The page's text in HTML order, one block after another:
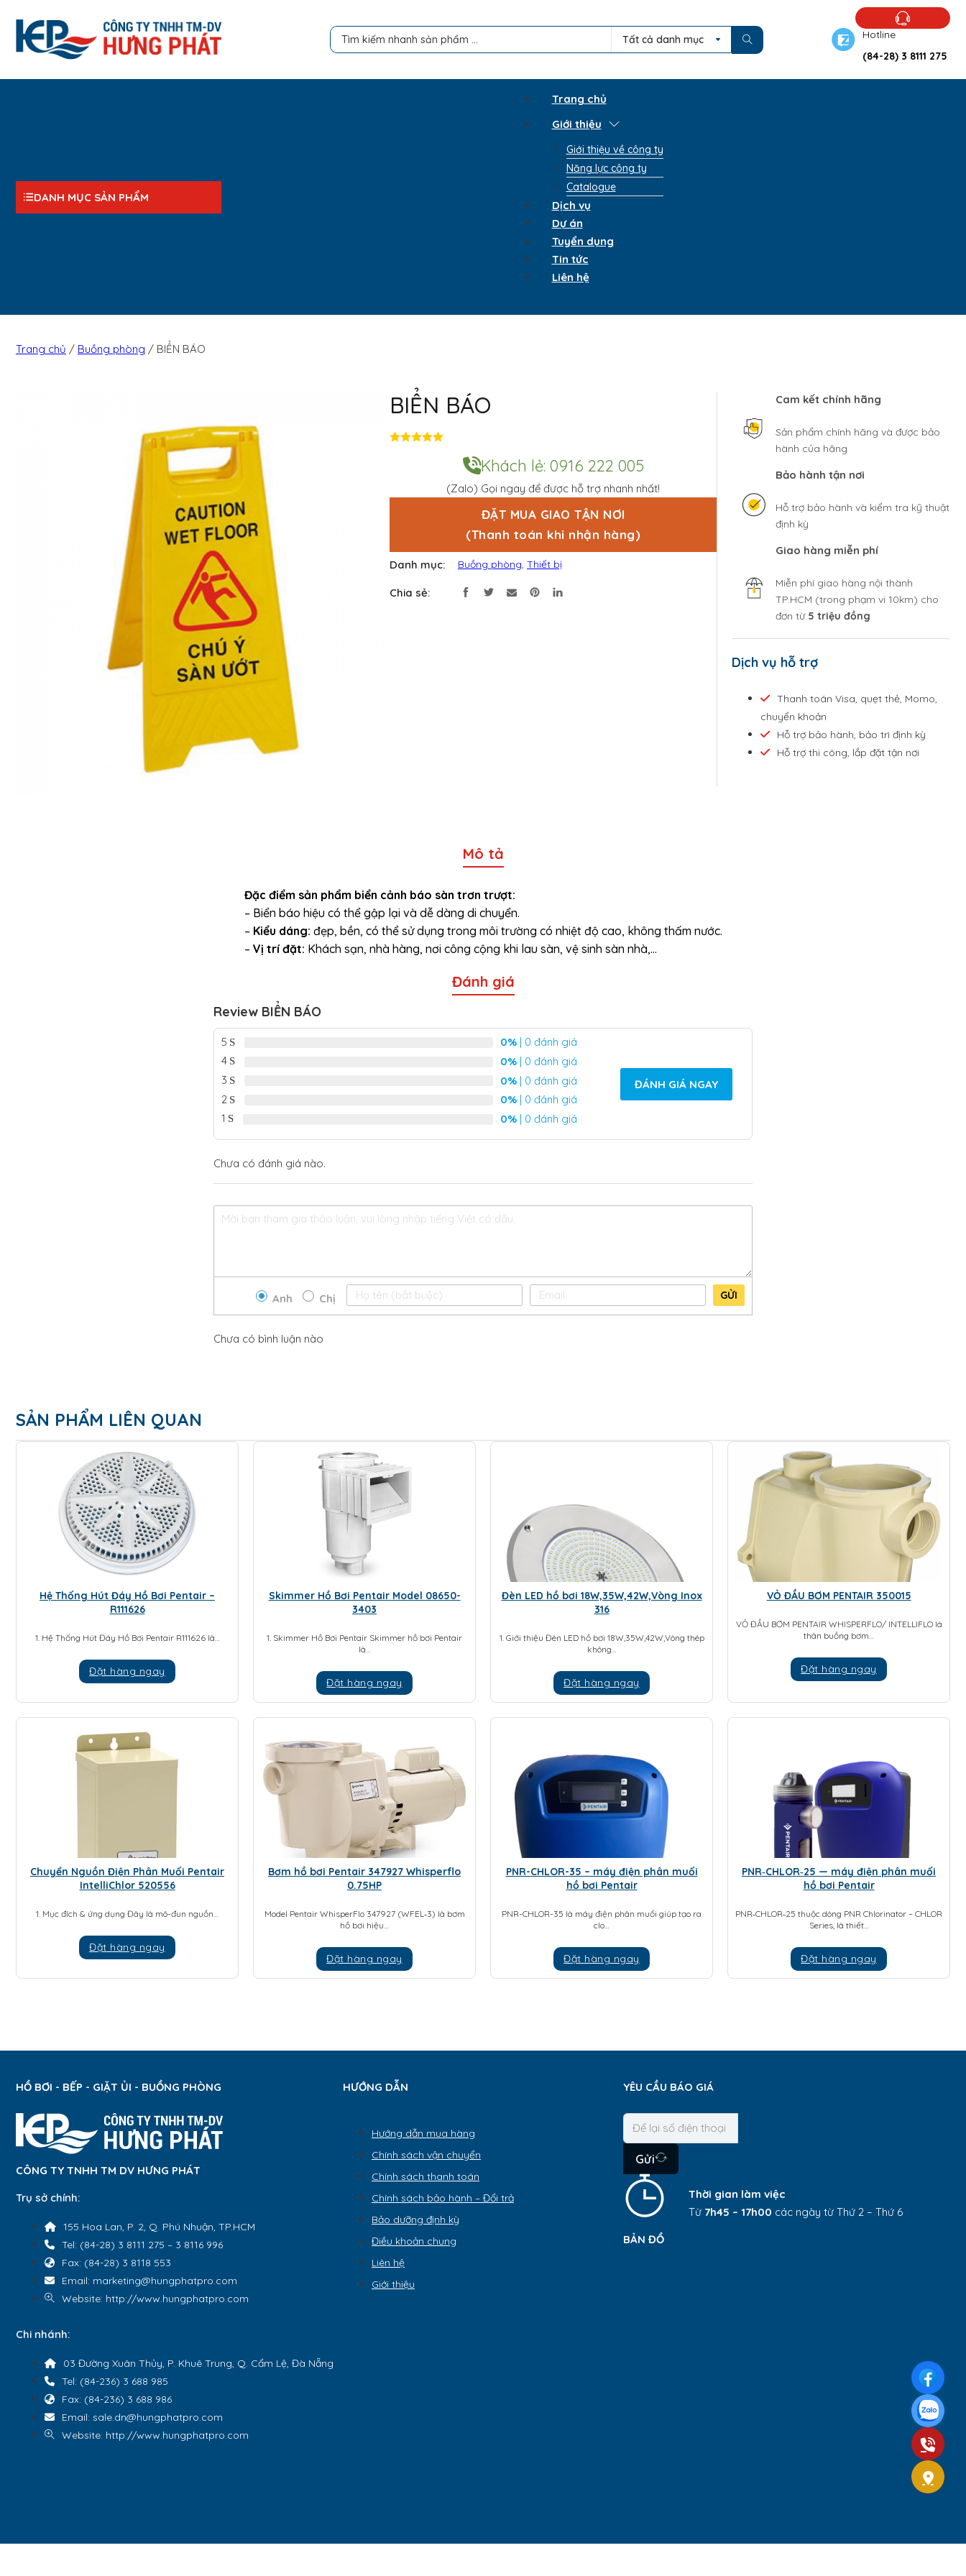
Search ... Tất cả danh mục
Hotline
(84-28) 3 8111 275
DANH MỤC SẢN PHẨM
Trang chủ
Giới thiệu
Giới thiệu về công ty
Năng lực công ty
Catalogue
Dịch vụ
Dự án
Tuyển dụng
Tin tức
Liên hệ
Trang chủ / Buồng phòng / BIỂN BÁO
BIỂN BÁO
g
0
s
a
Khách lẻ: 0916 222 005
(Zalo) Gọi ngay để được hỗ trợ nhanh nhất!
ĐẶT MUA GIAO TẬN NƠI
(Thanh toán khi nhận hàng)
Danh mục: Buồng phòng, Thiết bị
Chia sẻ:
Cam kết chính hãng
Sản phẩm chính hãng và được bảo
hành của hãng
Bảo hành tận nơi
Hỗ trợ bảo hành và kiểm tra kỹ thuật
định kỳ
Giao hàng miễn phí
Miễn phí giao hàng nội thành
TP.HCM (trong phạm vi 10km) cho
đơn từ 5 triệu đồng
Dịch vụ hỗ trợ
Thanh toán Visa, quẹt thẻ, Momo,
chuyển khoản
Hỗ trợ bảo hành, bảo trì định kỳ
Hỗ trợ thi công, lắp đặt tận nơi
Mô tả
Đặc điểm sản phẩm biển cảnh báo sàn trơn trượt:
– Biển báo hiệu có thể gập lại và dễ dàng di chuyển.
– Kiểu dáng: đẹp, bền, có thể sử dụng trong môi trường có nhiệt độ cao, không thấm nước.
– Vị trí đặt: Khách sạn, nhà hàng, nơi công cộng khi lau sàn, vệ sinh sàn nhà,…
Đánh giá
Review BIỂN BÁO
5 0% | 0 đánh giá
4
0% | 0 đánh giá
3
0% | 0 đánh giá
2
0% | 0 đánh giá
1
0% | 0 đánh giá
ĐÁNH GIÁ NGAY
Chưa có đánh giá nào.
Anh Chị GỬI
Chưa có bình luận nào
SẢN PHẨM LIÊN QUAN
Hệ Thống Hút Đáy Hồ Bơi Pentair –
R111626
1. Hệ Thống Hút Đáy Hồ Bơi Pentair R111626 là…
Đặt hàng ngay
Skimmer Hồ Bơi Pentair Model 08650-
3403
1. Skimmer Hồ Bơi Pentair Skimmer hồ bơi Pentair
là…
Đặt hàng ngay
Đèn LED hồ bơi 18W,35W,42W,Vòng Inox
316
1. Giới thiệu Đèn LED hồ bơi 18W,35W,42W,Vòng thép
không…
Đặt hàng ngay
VỎ ĐẦU BƠM PENTAIR 350015
VỎ ĐẦU BƠM PENTAIR WHISPERFLO/ INTELLIFLO là
thân buồng bơm…
Đặt hàng ngay
Chuyển Nguồn Điện Phân Muối Pentair
IntelliChlor 520556
1. Mục đích & ứng dụng Đây là mô-đun nguồn…
Đặt hàng ngay
Bơm hồ bơi Pentair 347927 Whisperflo
0.75HP
Model Pentair WhisperFlo 347927 (WFEL‑3) là bơm
hồ bơi hiệu…
Đặt hàng ngay
PNR-CHLOR-35 – máy điện phân muối
hồ bơi Pentair
PNR-CHLOR-35 là máy điện phân muối giúp tạo ra
clo…
Đặt hàng ngay
PNR‑CHLOR‑25 — máy điện phân muối
hồ bơi Pentair
PNR‑CHLOR‑25 thuộc dòng PNR Chlorinator – CHLOR
Series, là thiết…
Đặt hàng ngay
HỒ BƠI - BẾP - GIẶT ỦI - BUỒNG PHÒNG
CÔNG TY TNHH TM DV HƯNG PHÁT
Trụ sở chính:
155 Hoa Lan, P. 2, Q. Phú Nhuận, TP.HCM
Tel: (84-28) 3 8111 275 – 3 8116 996
Fax: (84-28) 3 8118 553
Email: marketing@hungphatpro.com
Website: http://www.hungphatpro.com
Chi nhánh:
03 Đường Xuân Thủy, P. Khuê Trung, Q. Cẩm Lệ, Đà Nẵng
Tel: (84-236) 3 688 985
Fax: (84-236) 3 688 986
Email: sale.dn@hungphatpro.com
Website: http://www.hungphatpro.com
HƯỚNG DẪN
Hướng dẫn mua hàng
Chính sách vận chuyển
Chính sách thanh toán
Chính sách bảo hành – Đổi trả
Bảo dưỡng định kỳ
Điều khoản chung
Liên hệ
Giới thiệu
YÊU CẦU BÁO GIÁ
Gửi
Thời gian làm việc
Từ 7h45 – 17h00 các ngày từ Thứ 2 – Thứ 6
BẢN ĐỒ